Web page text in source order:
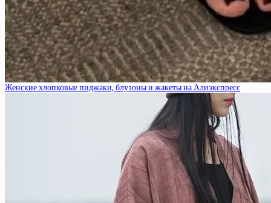
Женские хлопковые пиджаки, блузоны и жакеты на Алиэкспресс